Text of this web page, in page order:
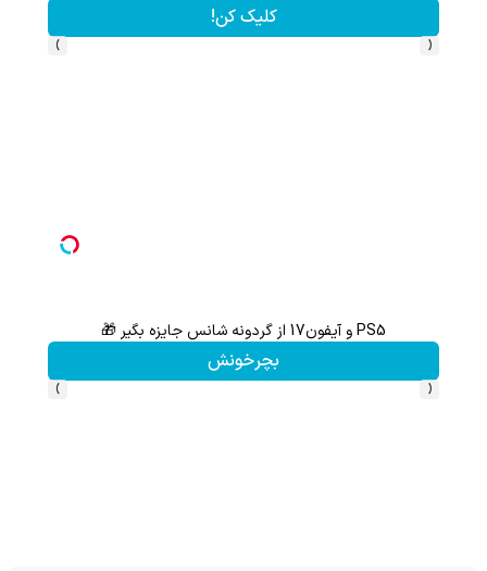
کلیک کن!
‹
›
با خرید اول از گریم 200 سوت هدیه بگیر
کلیک کن!
‹
›